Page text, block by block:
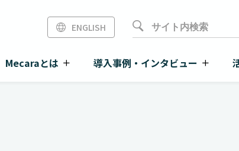
ENGLISH
Mecaraとは 導入事例・インタビュー